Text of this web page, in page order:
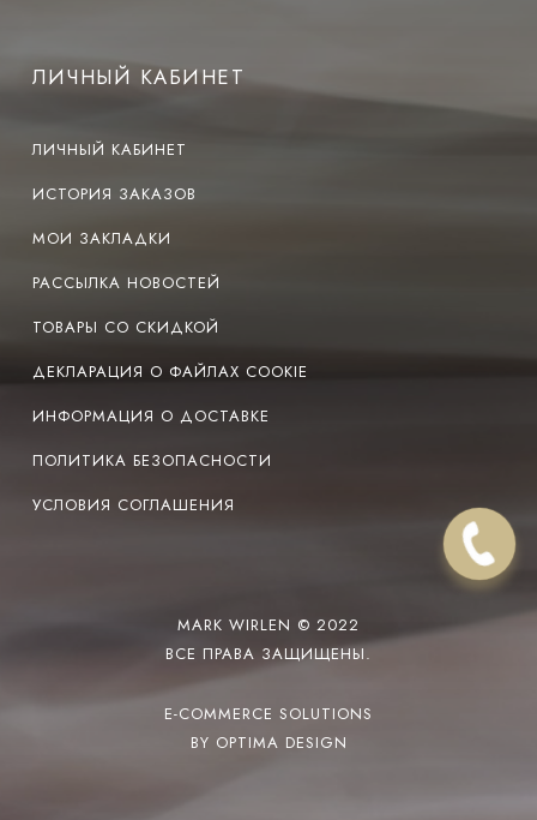
ЛИЧНЫЙ КАБИНЕТ
ЛИЧНЫЙ КАБИНЕТ
ИСТОРИЯ ЗАКАЗОВ
МОИ ЗАКЛАДКИ
РАССЫЛКА НОВОСТЕЙ
ТОВАРЫ СО СКИДКОЙ
ДЕКЛАРАЦИЯ О ФАЙЛАХ COOKIE
ИНФОРМАЦИЯ О ДОСТАВКЕ
ПОЛИТИКА БЕЗОПАСНОСТИ
УСЛОВИЯ СОГЛАШЕНИЯ
MARK WIRLEN © 2022
ВСЕ ПРАВА ЗАЩИЩЕНЫ.
E-COMMERCE SOLUTIONS
BY OPTIMA DESIGN